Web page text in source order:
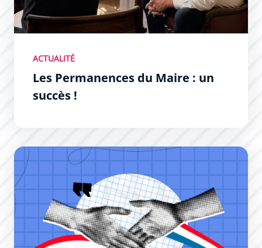
ACTUALITÉ
Les Permanences du Maire : un
succès !
Permanences du Maire